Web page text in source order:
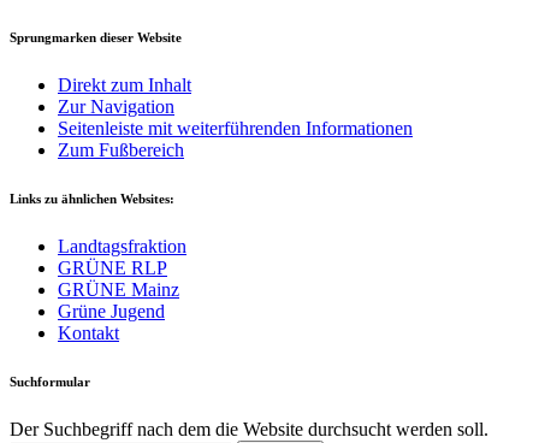
Sprungmarken dieser Website
Direkt zum Inhalt
Zur Navigation
Seitenleiste mit weiterführenden Informationen
Zum Fußbereich
Links zu ähnlichen Websites:
Landtagsfraktion
GRÜNE RLP
GRÜNE Mainz
Grüne Jugend
Kontakt
Suchformular
Der Suchbegriff nach dem die Website durchsucht werden soll.